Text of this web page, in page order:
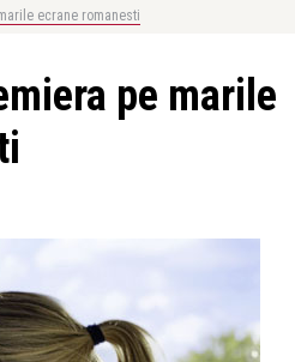
ecrane romanesti
pe marile